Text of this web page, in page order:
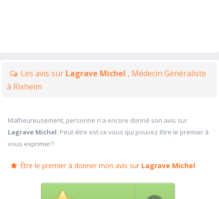
Les avis sur Lagrave Michel , Médecin Généraliste
à Rixheim
Malheureusement, personne n'a encore donné son avis sur
Lagrave Michel. Peut-être est-ce vous qui pouvez être le premier à
vous exprimer?
Être le premier à donner mon avis sur Lagrave Michel